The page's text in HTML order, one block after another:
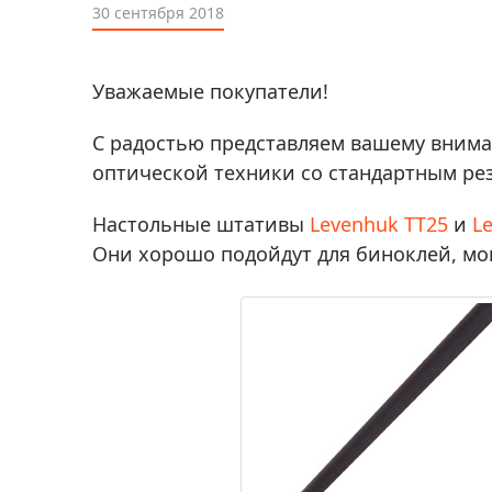
Приборы ночного видения
Фотогаджеты
Discovery (Дискавери)
Оптика для детей Levenhuk LabZZ
30 сентября 2018
Уважаемые покупатели!
С радостью представляем вашему
оптической техники со стандартным
Настольные штативы Levenhuk ТТ25 и
Они хорошо подойдут для биноклей,